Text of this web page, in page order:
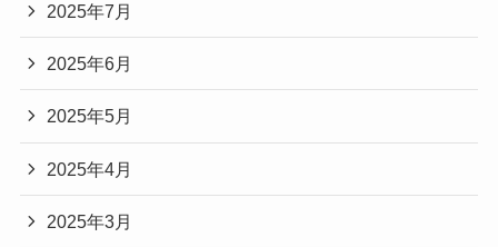
2025年7月
2025年6月
2025年5月
2025年4月
2025年3月